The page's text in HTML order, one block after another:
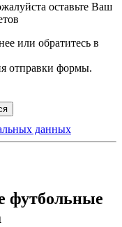
оставьте Ваш
или обратитесь в
отправки формы.
данных
футбольные